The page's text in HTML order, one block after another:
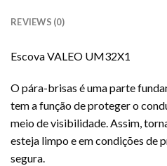
REVIEWS (0)
Escova VALEO UM32X1
O pára-brisas é uma parte
tem a função de proteger o
meio de visibilidade. Assim,
esteja limpo e em condições de
segura.